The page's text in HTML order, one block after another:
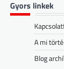
Gyors linkek
A mi
Blog